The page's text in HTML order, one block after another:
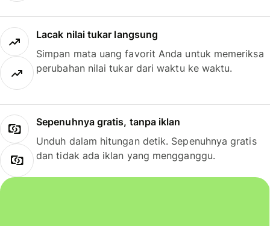
Lacak nilai tukar langsung
Simpan mata uang favorit Anda untuk memeriksa
perubahan nilai tukar dari waktu ke waktu.
Sepenuhnya gratis, tanpa iklan
Unduh dalam hitungan detik. Sepenuhnya gratis
dan tidak ada iklan yang mengganggu.